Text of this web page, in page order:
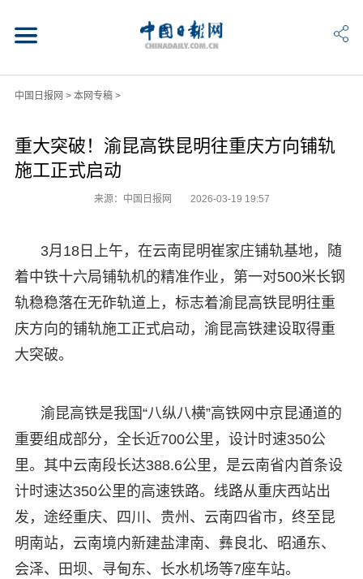
中国日报网 > 本网专稿>
重大突破！渝昆高铁昆明往重庆方向铺轨
施工正式启动
来源：中国日报网 2026-03-19 19:57
3月18日上午，在云南昆明崔家庄铺轨基地，随
着中铁十六局铺轨机的精准作业，第一对500米长钢
轨稳稳落在无砟轨道上，标志着渝昆高铁昆明往重
庆方向的铺轨施工正式启动，渝昆高铁建设取得重
大突破。
渝昆高铁是我国“八纵八横”高铁网中京昆通道的
重要组成部分，全长近700公里，设计时速350公
里。其中云南段长达388.6公里，是云南省内首条设
计时速达350公里的高速铁路。线路从重庆西站出
发，途经重庆、四川、贵州、云南四省市，终至昆
明南站，云南境内新建盐津南、彝良北、昭通东、
会泽、田坝、寻甸东、长水机场等7座车站。